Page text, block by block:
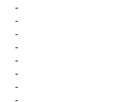
-
-
-
-
-
-
-
-